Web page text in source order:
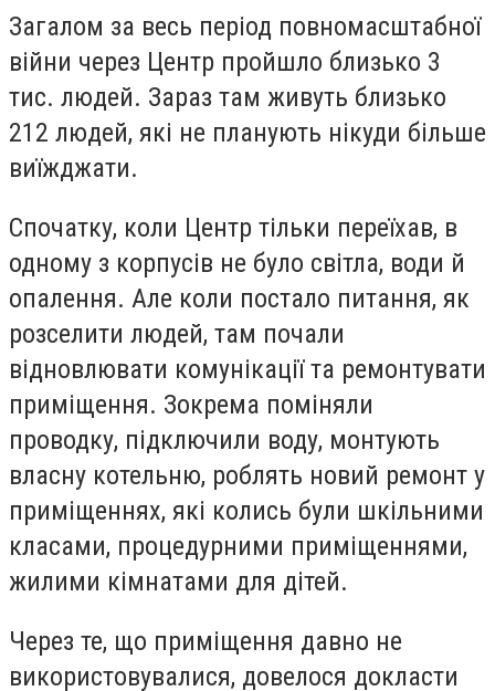
Загалом за весь період повномасштабної
війни через Центр пройшло близько 3
тис. людей. Зараз там живуть близько
212 людей, які не планують нікуди більше
виїжджати.
Спочатку, коли Центр тільки переїхав, в
одному з корпусів не було світла, води й
опалення. Але коли постало питання, як
розселити людей, там почали
відновлювати комунікації та ремонтувати
приміщення. Зокрема поміняли
проводку, підключили воду, монтують
власну котельню, роблять новий ремонт у
приміщеннях, які колись були шкільними
класами, процедурними приміщеннями,
жилими кімнатами для дітей.
Через те, що приміщення давно не
використовувалися, довелося докласти